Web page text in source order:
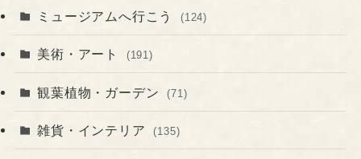
ミュージアムへ行こう (124)
美術・アート (191)
観葉植物・ガーデン (71)
雑貨・インテリア (135)